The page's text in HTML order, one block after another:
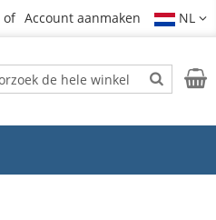
Account aanmaken NL
Zoek